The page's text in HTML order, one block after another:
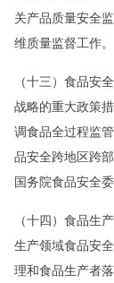
关产品质量安全
维质量监督工作。
（十三）食品安
战略的重大政策
调食品全过程监
品安全跨地区跨
国务院食品安全
（十四）食品生
生产领域食品安
理和食品生产者